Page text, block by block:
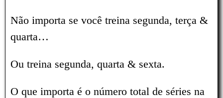
Não importa se você treina segunda, terça &
quarta…
Ou treina segunda, quarta & sexta.
O que importa é o número total de séries na